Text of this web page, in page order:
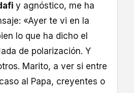
y agnóstico, me ha
«Ayer te vi en la
lo que ha dicho el
de polarización. Y
Marito, a ver si entre
al Papa, creyentes o